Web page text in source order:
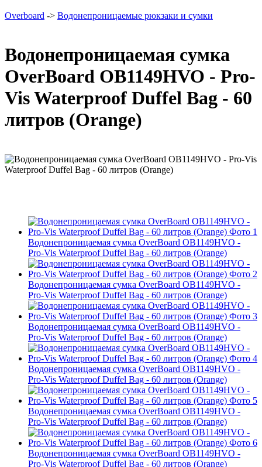
Overboard -> Водонепроницаемые рюкзаки и сумки
Водонепроницаемая сумка
OverBoard OB1149HVO - Pro-
Vis Waterproof Duffel Bag - 60
литров (Orange)
Водонепроницаемая сумка OverBoard OB1149HVO -
Pro-Vis Waterproof Duffel Bag - 60 литров (Orange)
Водонепроницаемая сумка OverBoard OB1149HVO -
Pro-Vis Waterproof Duffel Bag - 60 литров (Orange)
Водонепроницаемая сумка OverBoard OB1149HVO -
Pro-Vis Waterproof Duffel Bag - 60 литров (Orange)
Водонепроницаемая сумка OverBoard OB1149HVO -
Pro-Vis Waterproof Duffel Bag - 60 литров (Orange)
Водонепроницаемая сумка OverBoard OB1149HVO -
Pro-Vis Waterproof Duffel Bag - 60 литров (Orange)
Водонепроницаемая сумка OverBoard OB1149HVO -
Pro-Vis Waterproof Duffel Bag - 60 литров (Orange)